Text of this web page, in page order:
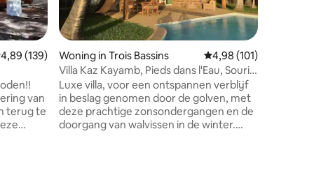
beoordeling van 4,89 uit 5, 139 recensies
4,89 (139)
van
terug te
Woning in Trois Bassins Gemiddelde
4,98 (101)
Villa Kaz Kayamb, Pieds dans l'Eau, Souris
Blanche
Luxe villa, voor een ontspannen verblijf
in beslag genomen door de golven, met
deze prachtige zonsondergangen en de
doorgang van walvissen in de winter.